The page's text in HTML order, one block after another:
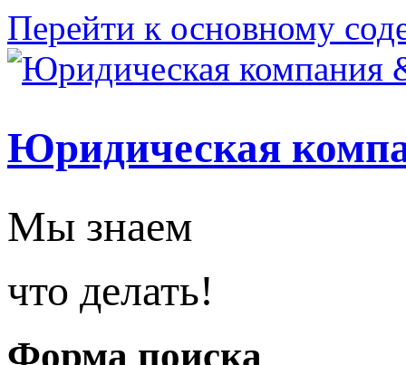
Перейти к основному
Юридическая
Мы знаем
что делать!
Форма поиска